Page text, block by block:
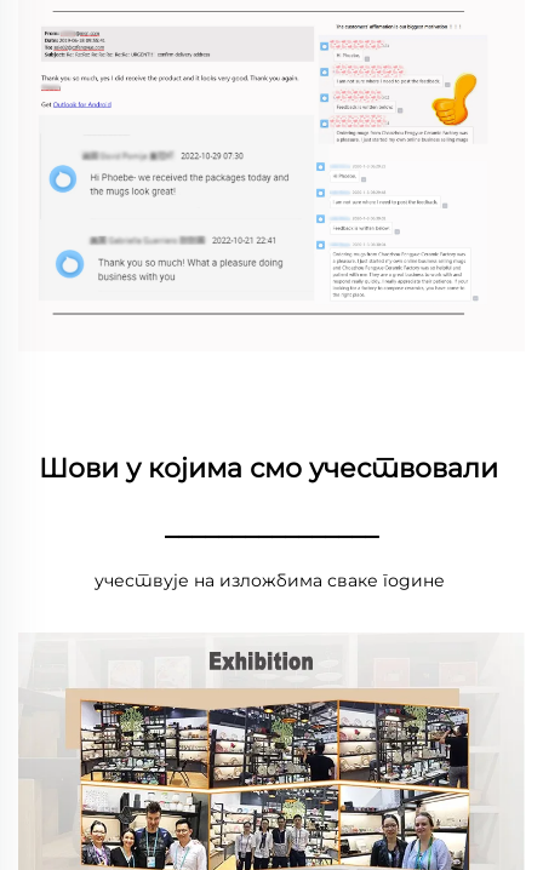
Шови у којима смо учествовали
________________
учествује на изложбима сваке године